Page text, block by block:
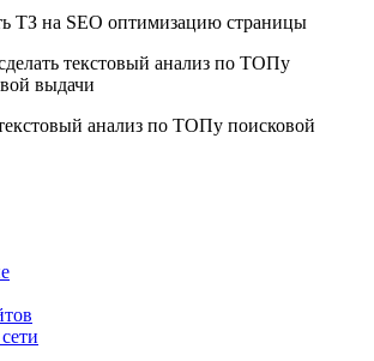
ТЗ на SEO оптимизацию страницы
анализ по ТОПу поисковой